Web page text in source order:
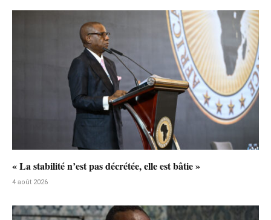
« La stabilité n’est pas décrétée, elle est bâtie »
4 août 2026